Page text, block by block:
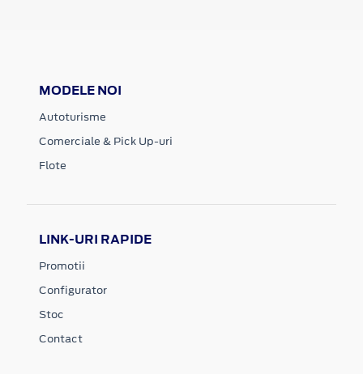
MODELE NOI
Autoturisme
Comerciale & Pick Up-uri
Flote
LINK-URI RAPIDE
Promotii
Configurator
Stoc
Contact